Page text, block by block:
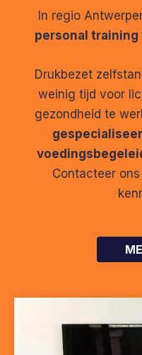
In regio
personal
Drukbezet
weinig tijd voor
gezondheid te
Contacteer